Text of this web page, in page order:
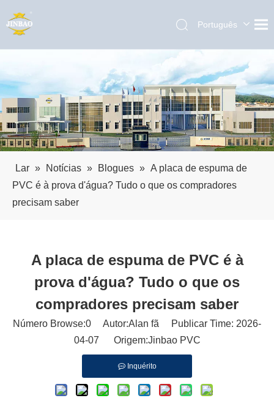
Português
Pусский
Español
Lar » Notícias » Blogues » A placa de espuma de
PVC é à prova d'água? Tudo o que os compradores
precisam saber
A placa de espuma de PVC é à
prova d'água? Tudo o que os
compradores precisam saber
Número Browse:0 Autor:Alan fã Publicar Time: 2026-
04-07 Origem:Jinbao PVC
Inquérito